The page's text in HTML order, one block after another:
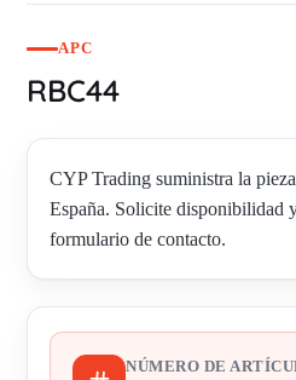
APC
RBC44
CYP Trading suministra la
España. Solicite disponibilidad
formulario de contacto.
NÚMERO DE